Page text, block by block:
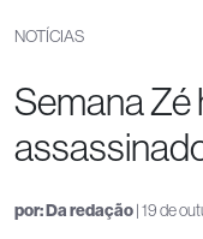
NOTÍCIAS
Semana
por:Da redação| 19 de